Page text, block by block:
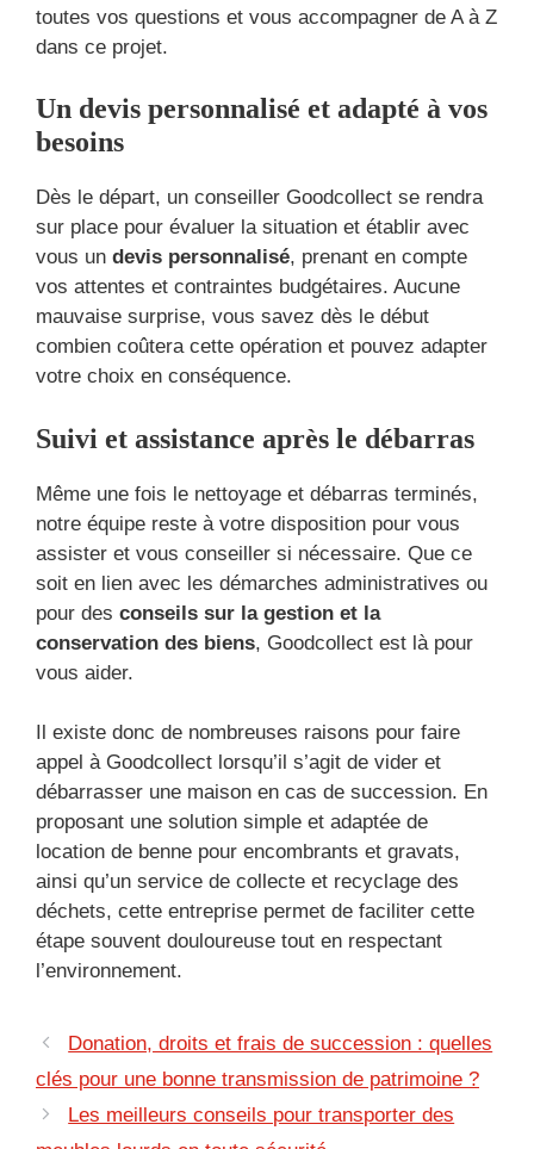
toutes vos questions et vous accompagner de A à Z
dans ce projet.
Un devis personnalisé et adapté à vos
besoins
Dès le départ, un conseiller Goodcollect se rendra
sur place pour évaluer la situation et établir avec
vous un devis personnalisé, prenant en compte
vos attentes et contraintes budgétaires. Aucune
mauvaise surprise, vous savez dès le début
combien coûtera cette opération et pouvez adapter
votre choix en conséquence.
Suivi et assistance après le débarras
Même une fois le nettoyage et débarras terminés,
notre équipe reste à votre disposition pour vous
assister et vous conseiller si nécessaire. Que ce
soit en lien avec les démarches administratives ou
pour des conseils sur la gestion et la
conservation des biens, Goodcollect est là pour
vous aider.
Il existe donc de nombreuses raisons pour faire
appel à Goodcollect lorsqu’il s’agit de vider et
débarrasser une maison en cas de succession. En
proposant une solution simple et adaptée de
location de benne pour encombrants et gravats,
ainsi qu’un service de collecte et recyclage des
déchets, cette entreprise permet de faciliter cette
étape souvent douloureuse tout en respectant
l’environnement.
Donation, droits et frais de succession : quelles
clés pour une bonne transmission de patrimoine ?
Les meilleurs conseils pour transporter des